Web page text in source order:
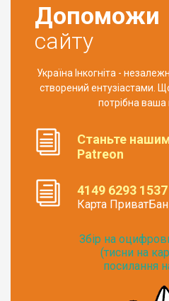
Допоможи
сайту
Україна Інкогніта -
створений ентузіастами.
потрібна ваша
Станьте
Patreon
4149 6293
Карта
Збір на
(тисни на
посилання